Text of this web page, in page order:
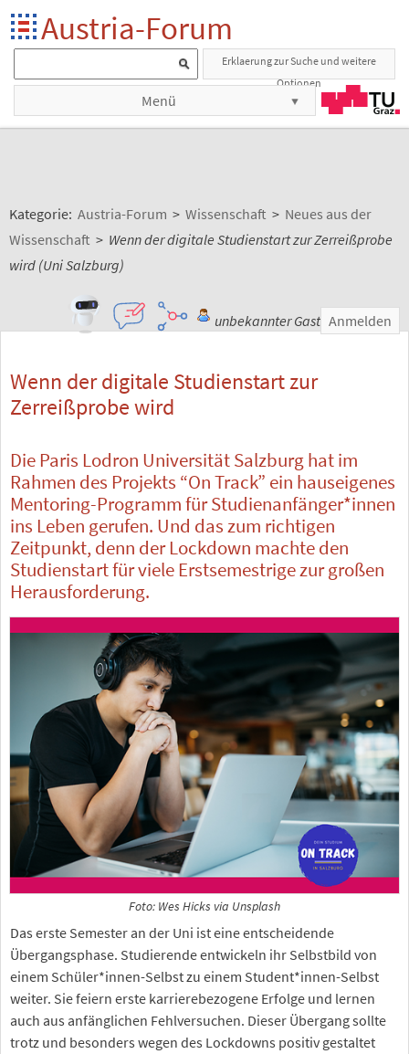
Austria-Forum
Erklaerung zur Suche und weitere
Optionen
Menü
Kategorie: Austria-Forum > Wissenschaft > Neues aus der
Wissenschaft > Wenn der digitale Studienstart zur Zerreißprobe
wird (Uni Salzburg)
unbekannter Gast Anmelden
Wenn der digitale Studienstart zur
Zerreißprobe wird
Die Paris Lodron Universität Salzburg hat im
Rahmen des Projekts “On Track” ein hauseigenes
Mentoring-Programm für Studienanfänger*innen
ins Leben gerufen. Und das zum richtigen
Zeitpunkt, denn der Lockdown machte den
Studienstart für viele Erstsemestrige zur großen
Herausforderung.
Foto: Wes Hicks via Unsplash
Das erste Semester an der Uni ist eine entscheidende
Übergangsphase. Studierende entwickeln ihr Selbstbild von
einem Schüler*innen-Selbst zu einem Student*innen-Selbst
weiter. Sie feiern erste karrierebezogene Erfolge und lernen
auch aus anfänglichen Fehlversuchen. Dieser Übergang sollte
trotz und besonders wegen des Lockdowns positiv gestaltet